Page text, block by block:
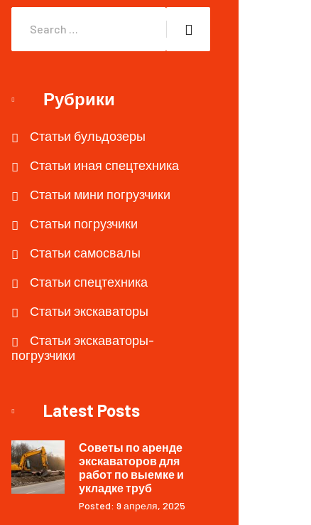
Рубрики
Статьи бульдозеры
Статьи иная спецтехника
Статьи мини погрузчики
Статьи погрузчики
Статьи самосвалы
Статьи спецтехника
Статьи экскаваторы
Статьи экскаваторы-
погрузчики
Latest Posts
Советы по аренде
экскаваторов для
работ по выемке и
укладке труб
Posted: 9 апреля, 2025